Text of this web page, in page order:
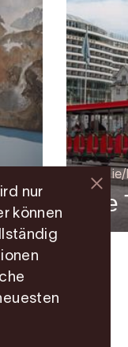
nur
können